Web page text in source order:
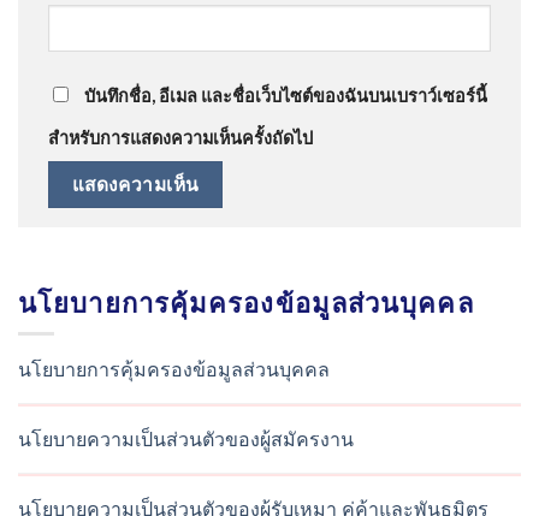
บันทึกชื่อ, อีเมล และชื่อเว็บไซต์ของฉันบนเบราว์เซอร์นี้
สำหรับการแสดงความเห็นครั้งถัดไป
นโยบายการคุ้มครองข้อมูลส่วนบุคคล
นโยบายการคุ้มครองข้อมูลส่วนบุคคล
นโยบายความเป็นส่วนตัวของผู้สมัครงาน
นโยบายความเป็นส่วนตัวของผู้รับเหมา คู่ค้าและพันธมิตร